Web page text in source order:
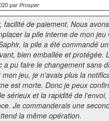
par Prosper
facilité de paiement. Nous
la pile interne de mon jeu
la pile a été commandé
bien emballée et protégée.
a pu faire le changement sans
mon jeu, je n'avais plus la
est morte. Donc je peux
sérieux et la rapidité de
Je commanderais une
la même opération.